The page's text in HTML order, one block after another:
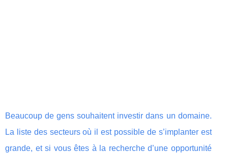
Beaucoup de gens souhaitent investir dans un domaine.
La liste des secteurs où il est possible de s’implanter est
grande, et si vous êtes à la recherche d’une opportunité